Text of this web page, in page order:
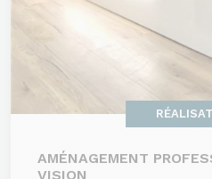
AMÉNAGEMENT
VISION